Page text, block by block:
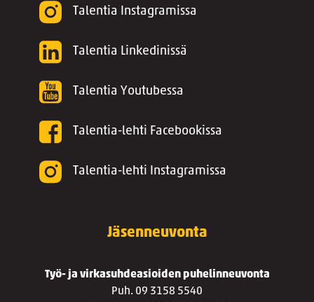
Talentia Instagramissa
Talentia Linkedinissä
Talentia Youtubessa
Talentia-lehti Facebookissa
Talentia-lehti Instagramissa
Jäsenneuvonta
Työ- ja virkasuhdeasioiden puhelinneuvonta
Puh. 09 3158 5540